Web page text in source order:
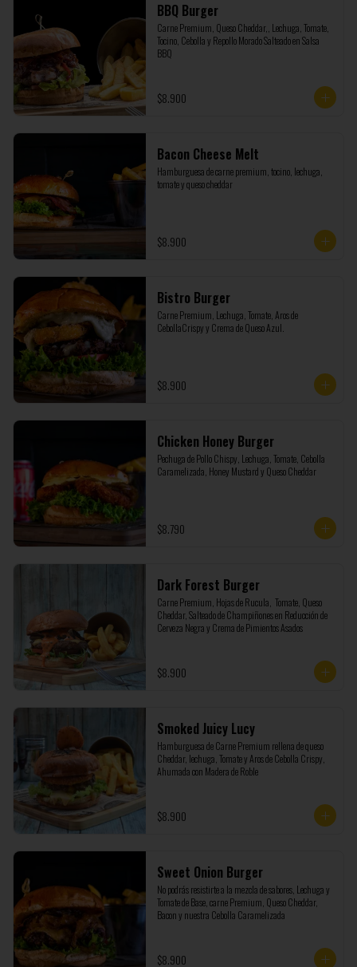
BBQ Burger
Carne Premium, Queso Cheddar,, Lechuga, Tomate,
Tocino, Cebolla y Repollo Morado Salteado en Salsa
BBQ
$8.900
Bacon Cheese Melt
Hamburguesa de carne premium, tocino, lechuga,
tomate y queso cheddar
$8.900
Bistro Burger
Carne Premium, Lechuga, Tomate, Aros de
CebollaCrispy y Crema de Queso Azul.
$8.900
Chicken Honey Burger
Pechuga de Pollo Chispy, Lechuga, Tomate, Cebolla
Caramelizada, Honey Mustard y Queso Cheddar
$8.790
Dark Forest Burger
Carne Premium, Hojas de Rucula,  Tomate, Queso
Cheddar, Salteado de Champiñones en Reducción de
Cerveza Negra y Crema de Pimientos Asados
$8.900
Smoked Juicy Lucy
Hamburguesa de Carne Premium rellena de queso
Cheddar, lechuga, Tomate y Aros de Cebolla Crispy,
Ahumada con Madera de Roble
$8.900
Sweet Onion Burger
No podrás resistirte a la mezcla de sabores, Lechuga y
Tomate de Base, carne Premium, Queso Cheddar,
Bacon y nuestra Cebolla Caramelizada
$8.900